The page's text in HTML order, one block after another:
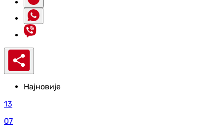
Најновије
13
07